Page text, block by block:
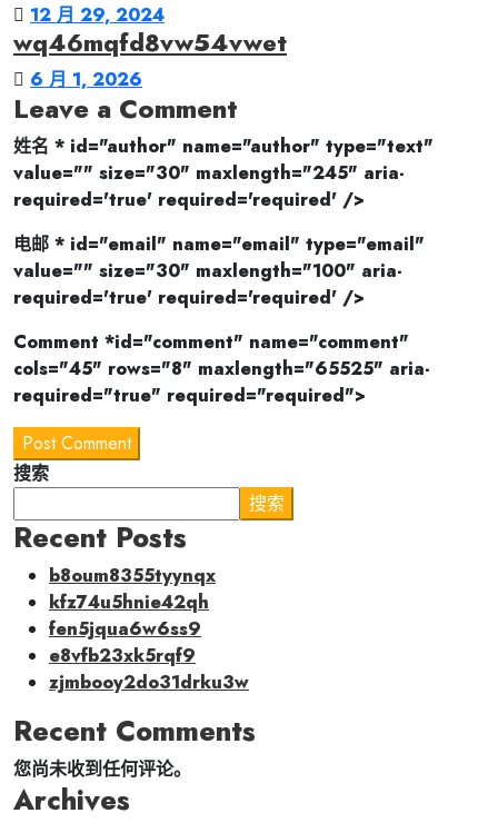
12 月 29, 2024
wq46mqfd8vw54vwet
6 月 1, 2026
Leave a Comment
姓名 * id="author" name="author" type="text"
value="" size="30" maxlength="245" aria-
required='true' required='required' />
电邮 * id="email" name="email" type="email"
value="" size="30" maxlength="100" aria-
required='true' required='required' />
Comment *id="comment" name="comment"
cols="45" rows="8" maxlength="65525" aria-
required="true" required="required">
Post Comment
搜索
搜索
Recent Posts
b8oum8355tyynqx
kfz74u5hnie42qh
fen5jqua6w6ss9
e8vfb23xk5rqf9
zjmbooy2do31drku3w
Recent Comments
您尚未收到任何评论。
Archives